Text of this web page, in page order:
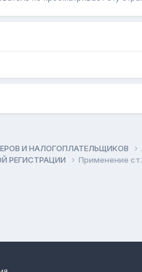
И НАЛОГОПЛАТЕЛЬЩИКОВ
РЕГИСТРАЦИИ
Применение